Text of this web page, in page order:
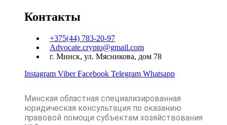
Контакты
+375(44) 783-20-97
Advocate.crypto@gmail.com
г. Минск, ул. Мясникова, дом 78
Instagram Viber Facebook Telegram Whatsapp
Минская областная специализированная
юридическая консультация по оказанию
правовой помощи субъектам хозяйствования